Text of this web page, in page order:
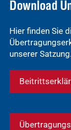
Download
Hier finden Sie
unserer Satzung.